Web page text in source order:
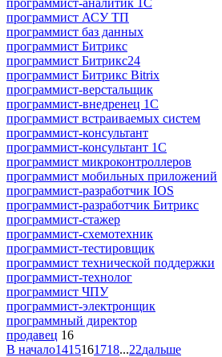
программист АСУ ТП
программист баз данных
программист Битрикс
программист Битрикс24
программист Битрикс Bitrix
программист-верстальщик
программист-внедренец 1С
программист встраиваемых систем
программист-консультант
программист-консультант 1C
программист микроконтроллеров
программист мобильных приложений
программист-разработчик IOS
программист-разработчик Битрикс
программист-стажер
программист-схемотехник
программист-тестировщик
программист технической поддержки
программист-технолог
программист ЧПУ
программист-электронщик
программный директор
продавец 16
В начало1415161718...22дальше